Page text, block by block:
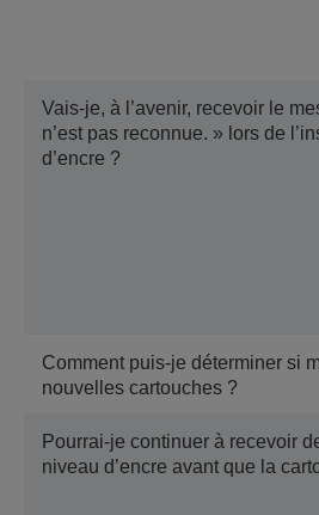
Vais-je, à l’avenir, recevoir le
n’est pas reconnue. » lors de
d’encre ?
Comment puis-je déterminer si
nouvelles cartouches ?
Pourrai-je continuer à recevoir
niveau d’encre avant que la